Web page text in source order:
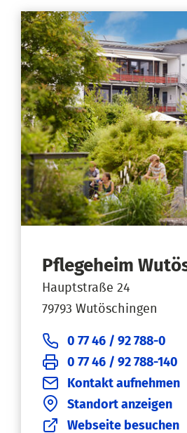
Pflegeheim
Hauptstraße 24
79793 Wutöschingen
0 77 46 / 92 788-0
0 77 46 / 92 788-140
Kontakt aufnehmen
Standort anzeigen
Webseite besuchen